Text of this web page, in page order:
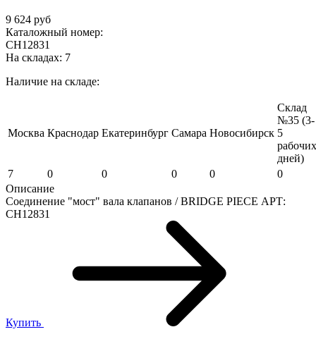
9 624 руб
Каталожный номер:
CH12831
На складах: 7
Наличие на складе:
Москва Краснодар Екатеринбург Самара Новосибирск
Склад
№35 (3-
5
рабочих
дней)
7
0 0 0 0
0
Описание
Соединение "мост" вала клапанов / BRIDGE PIECE АРТ:
CH12831
Купить